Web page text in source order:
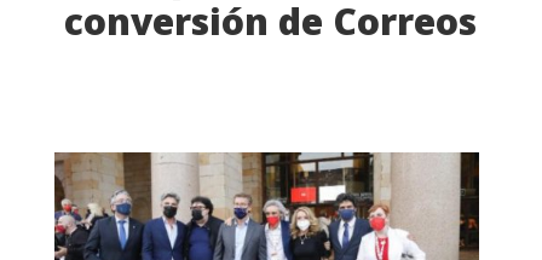
conversión de Correos